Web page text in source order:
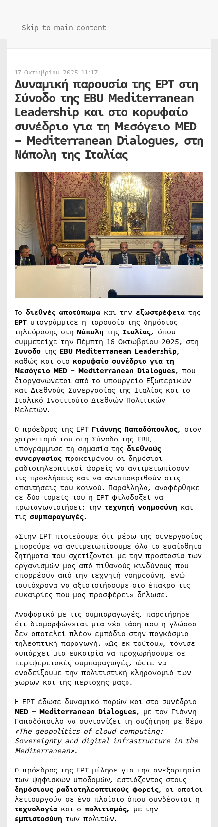
Skip to main content
17 Οκτωβρίου 2025 11:17
Δυναμική παρουσία της ΕΡΤ στη
Σύνοδο της EBU Mediterranean
Leadership και στο κορυφαίο
συνέδριο για τη Μεσόγειο MED
– Mediterranean Dialogues, στη
Νάπολη της Ιταλίας
Το διεθνές αποτύπωμα και την εξωστρέφεια της
ΕΡΤ υπογράμμισε η παρουσία της δημόσιας
τηλεόρασης στη Νάπολη της Ιταλίας, όπου
συμμετείχε την Πέμπτη 16 Οκτωβρίου 2025, στη
Σύνοδο της EBU Mediterranean Leadership,
καθώς και στο κορυφαίο συνέδριο για τη
Μεσόγειο MED – Mediterranean Dialogues, που
διοργανώνεται από το υπουργείο Εξωτερικών
και Διεθνούς Συνεργασίας της Ιταλίας και το
Ιταλικό Ινστιτούτο Διεθνών Πολιτικών
Μελετών.
Ο πρόεδρος της ΕΡΤ Γιάννης Παπαδόπουλος, στον
χαιρετισμό του στη Σύνοδο της EBU,
υπογράμμισε τη σημασία της διεθνούς
συνεργασίας προκειμένου οι δημόσιοι
ραδιοτηλεοπτικοί φορείς να αντιμετωπίσουν
τις προκλήσεις και να ανταποκριθούν στις
απαιτήσεις του κοινού. Παράλληλα, αναφέρθηκε
σε δύο τομείς που η ΕΡΤ φιλοδοξεί να
πρωταγωνιστήσει: την τεχνητή νοημοσύνη και
τις συμπαραγωγές.
«Στην ΕΡΤ πιστεύουμε ότι μέσω της συνεργασίας
μπορούμε να αντιμετωπίσουμε όλα τα ευαίσθητα
ζητήματα που σχετίζονται με την προστασία των
οργανισμών μας από πιθανούς κινδύνους που
απορρέουν από την τεχνητή νοημοσύνη, ενώ
ταυτόχρονα να αξιοποιήσουμε στο έπακρο τις
ευκαιρίες που μας προσφέρει» δήλωσε.
Αναφορικά με τις συμπαραγωγές, παρατήρησε
ότι διαμορφώνεται μια νέα τάση που η γλώσσα
δεν αποτελεί πλέον εμπόδιο στην παγκόσμια
τηλεοπτική παραγωγή. «Ως εκ τούτου», τόνισε
«υπάρχει μια ευκαιρία να προχωρήσουμε σε
περιφερειακές συμπαραγωγές, ώστε να
αναδείξουμε την πολιτιστική κληρονομιά των
χωρών και της περιοχής μας».
Η ΕΡΤ έδωσε δυναμικό παρών και στο συνέδριο
MED – Mediterranean Dialogues, με τον Γιάννη
Παπαδόπουλο να συντονίζει τη συζήτηση με θέμα
«The geopolitics of cloud computing:
Sovereignty and digital infrastructure in the
Mediterranean».
Ο πρόεδρος της ΕΡΤ μίλησε για την ανεξαρτησία
των ψηφιακών υποδομών, εστιάζοντας στους
δημόσιους ραδιοτηλεοπτικούς φορείς, οι οποίοι
λειτουργούν σε ένα πλαίσιο όπου συνδέονται η
τεχνολογία και ο πολιτισμός, με την
εμπιστοσύνη των πολιτών.